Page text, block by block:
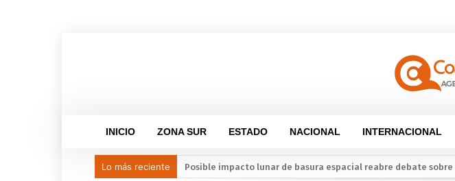
INICIO ZONA SUR ESTADO NACIONAL INTERNACIONAL
Lo más reciente Leagues Cup 2026: las estrellas de la MLS desafían el dominio